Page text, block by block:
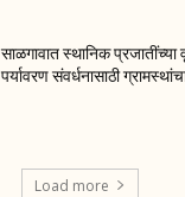
साळगावात स्थानिक प्रजातींच्या
पर्यावरण संवर्धनासाठी
Load more